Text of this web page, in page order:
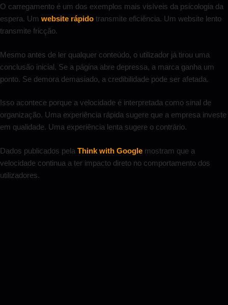
O carregamento é um dos exemplos mais visíveis da psicologia da
espera. Um website rápido transmite eficiência. Um website lento
transmite fricção.
Mesmo antes de ler qualquer conteúdo, o utilizador já tirou uma
conclusão inicial. Se a página abre depressa, a marca ganha um
ponto. Se demora demasiado, a credibilidade pode ser afetada.
Isso acontece porque a velocidade é interpretada como sinal de
organização. Uma experiência rápida sugere que a empresa investe
em qualidade. Uma experiência lenta sugere o contrário.
Dados publicados pela Think with Google mostram que a
velocidade continua a ter impacto direto no comportamento dos
utilizadores.